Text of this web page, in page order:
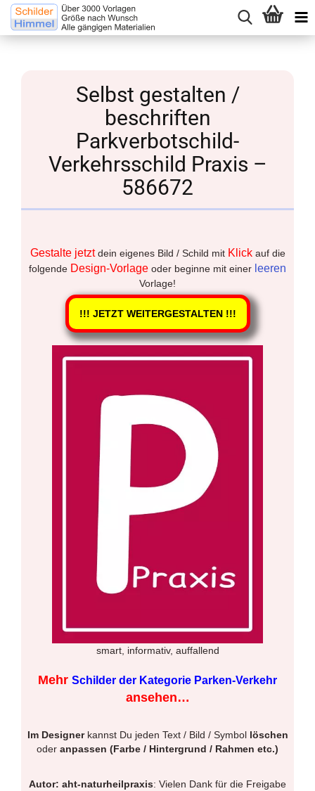
Selbst gestalten /
beschriften
Parkverbotschild-
Verkehrsschild Praxis –
586672
Gestalte jetztdein eigenes Bild / Schild mit Klickauf die
folgende Design-Vorlage oder beginne mit einer leeren
Vorlage!
!!! JETZT WEITERGESTALTEN !!!
smart, informativ, auffallend
Mehr Schilder der Kategorie Parken-Verkehr
ansehen…
Im Designerkannst Du jeden Text / Bild / Symbol löschen
oder anpassen (Farbe / Hintergrund / Rahmen etc.)
Autor: aht-naturheilpraxis: Vielen Dank für die Freigabe